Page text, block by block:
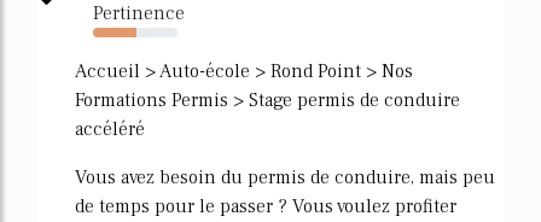
Pertinence
51%
Accueil > Auto-école > Rond Point > Nos
Formations Permis > Stage permis de conduire
accéléré
Vous avez besoin du permis de conduire, mais peu
de temps pour le passer ? Vous voulez profiter